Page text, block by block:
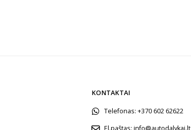
KONTAKTAI
Telefonas: +370 602 62622